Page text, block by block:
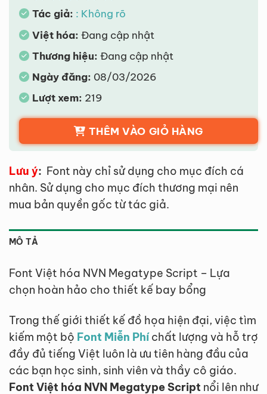
Tác giả: : Không rõ
Việt hóa: Đang cập nhật
Thương hiệu: Đang cập nhật
Ngày đăng: 08/03/2026
Lượt xem: 219
THÊM VÀO GIỎ HÀNG
Lưu ý: Font này chỉ sử dụng cho mục đích cá
nhân. Sử dụng cho mục đích thương mại nên
mua bản quyền gốc từ tác giả.
MÔ TẢ
Font Việt hóa NVN Megatype Script – Lựa
chọn hoàn hảo cho thiết kế bay bổng
Trong thế giới thiết kế đồ họa hiện đại, việc tìm
kiếm một bộ Font Miễn Phíchất lượng và hỗ trợ
đầy đủ tiếng Việt luôn là ưu tiên hàng đầu của
các bạn học sinh, sinh viên và thầy cô giáo.
Font Việt hóa NVN Megatype Script nổi lên như